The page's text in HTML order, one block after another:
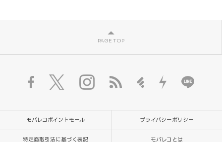
PAGE TOP
モバレコポイントモール プライバシーポリシー
特定商取引法に基づく表記 モバレコとは